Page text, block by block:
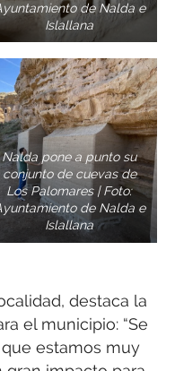
de Nalda e
Islallana
Nalda pone a punto su
conjunto de cuevas de
Los Palomares | Foto:
de Nalda e
Islallana
destaca la
el municipio: “Se
estamos muy